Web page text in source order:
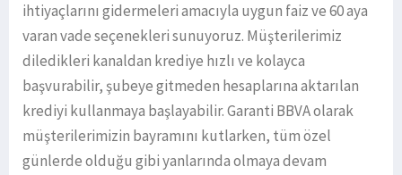
ihtiyaçlarını gidermeleri amacıyla uygun faiz ve 60 aya
varan vade seçenekleri sunuyoruz. Müşterilerimiz
diledikleri kanaldan krediye hızlı ve kolayca
başvurabilir, şubeye gitmeden hesaplarına aktarılan
krediyi kullanmaya başlayabilir. Garanti BBVA olarak
müşterilerimizin bayramını kutlarken, tüm özel
günlerde olduğu gibi yanlarında olmaya devam